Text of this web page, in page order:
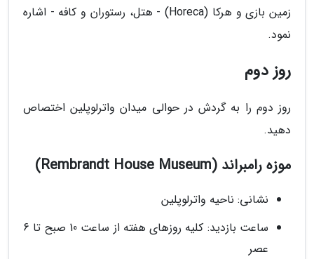
زمین بازی و هرکا (Horeca) - هتل، رستوران و کافه - اشاره
نمود.
روز دوم
روز دوم را به گردش در حوالی میدان واترلوپلین اختصاص
دهید.
موزه رامبراند (Rembrandt House Museum)
نشانی: ناحیه واترلوپلین
ساعت بازدید: کلیه روزهای هفته از ساعت 10 صبح تا 6
عصر